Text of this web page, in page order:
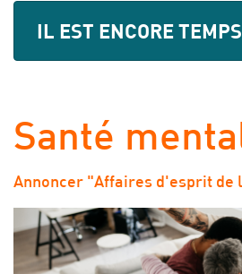
IL EST ENCORE
Santé
Annoncer "Affaires d'esprit de